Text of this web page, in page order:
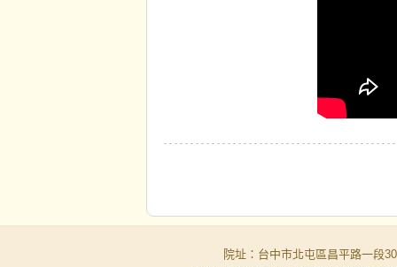
院址：台中市北屯區昌平路一